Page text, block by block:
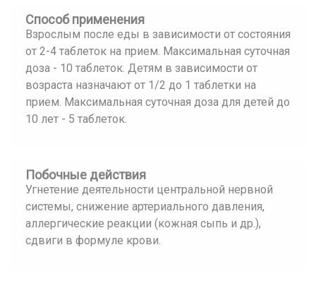
Способ применения
Взрослым после еды в зависимости от состояния
от 2-4 таблеток на прием. Максимальная суточная
доза - 10 таблеток. Детям в зависимости от
возраста назначают от 1/2 до 1 таблетки на
прием. Максимальная суточная доза для детей до
10 лет - 5 таблеток.
Побочные действия
Угнетение деятельности центральной нервной
системы, снижение артериального давления,
аллергические реакции (кожная сыпь и др.),
сдвиги в формуле крови.